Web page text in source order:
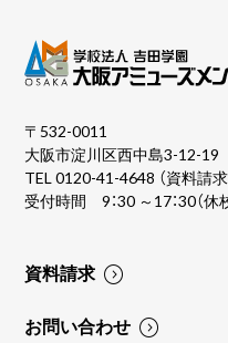
〒532-0011
大阪市淀川区西中島3-12-19
TEL0120-41-4648 （資料請
受付時間 9：30 ～17：30（休
資料請求
お問い合わせ